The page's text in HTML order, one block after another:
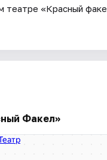
театре «Красный
Факел»